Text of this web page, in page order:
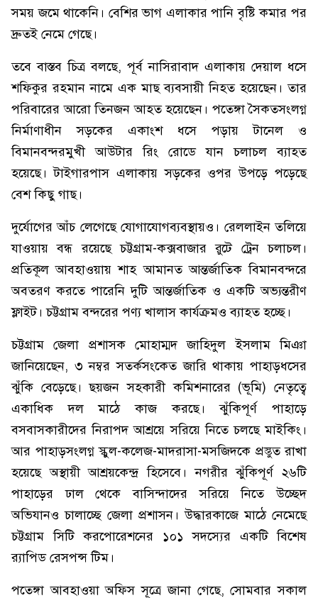
সময় জমে থাকেনি। বেশির ভাগ এলাকার পানি বৃষ্টি কমার পর
দ্রুতই নেমে গেছে।
তবে বাস্তব চিত্র বলছে, পূর্ব নাসিরাবাদ এলাকায় দেয়াল ধসে
শফিকুর রহমান নামে এক মাছ ব্যবসায়ী নিহত হয়েছেন। তার
পরিবারের আরো তিনজন আহত হয়েছেন। পতেঙ্গা সৈকতসংলগ্ন
নির্মাণাধীন সড়কের একাংশ ধসে পড়ায় টানেল ও
বিমানবন্দরমুখী আউটার রিং রোডে যান চলাচল ব্যাহত
হয়েছে। টাইগারপাস এলাকায় সড়কের ওপর উপড়ে পড়েছে
বেশ কিছু গাছ।
দুর্যোগের আঁচ লেগেছে যোগাযোগব্যবস্থায়ও। রেললাইন তলিয়ে
যাওয়ায় বন্ধ রয়েছে চট্টগ্রাম-কক্সবাজার রুটে ট্রেন চলাচল।
প্রতিকূল আবহাওয়ায় শাহ আমানত আন্তর্জাতিক বিমানবন্দরে
অবতরণ করতে পারেনি দুটি আন্তর্জাতিক ও একটি অভ্যন্তরীণ
ফ্লাইট। চট্টগ্রাম বন্দরের পণ্য খালাস কার্যক্রমও ব্যাহত হচ্ছে।
চট্টগ্রাম জেলা প্রশাসক মোহাম্মদ জাহিদুল ইসলাম মিঞা
জানিয়েছেন, ৩ নম্বর সতর্কসংকেত জারি থাকায় পাহাড়ধসের
ঝুঁকি বেড়েছে। ছয়জন সহকারী কমিশনারের (ভূমি) নেতৃত্বে
একাধিক দল মাঠে কাজ করছে। ঝুঁকিপূর্ণ পাহাড়ে
বসবাসকারীদের নিরাপদ আশ্রয়ে সরিয়ে নিতে চলছে মাইকিং।
আর পাহাড়সংলগ্ন স্কুল-কলেজ-মাদরাসা-মসজিদকে প্রস্তুত রাখা
হয়েছে অস্থায়ী আশ্রয়কেন্দ্র হিসেবে। নগরীর ঝুঁকিপূর্ণ ২৬টি
পাহাড়ের ঢাল থেকে বাসিন্দাদের সরিয়ে নিতে উচ্ছেদ
অভিযানও চালাচ্ছে জেলা প্রশাসন। উদ্ধারকাজে মাঠে নেমেছে
চট্টগ্রাম সিটি করপোরেশনের ১০১ সদস্যের একটি বিশেষ
র‍্যাপিড রেসপন্স টিম।
পতেঙ্গা আবহাওয়া অফিস সূত্রে জানা গেছে, সোমবার সকাল